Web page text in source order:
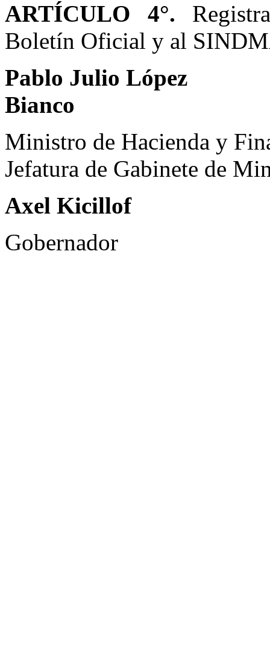
ARTÍCULO 4°.
Boletín Oficial y al
Pablo Julio
Bianco
Ministro de Hacienda
Jefatura de Gabinete de
Axel Kicillof
Gobernador